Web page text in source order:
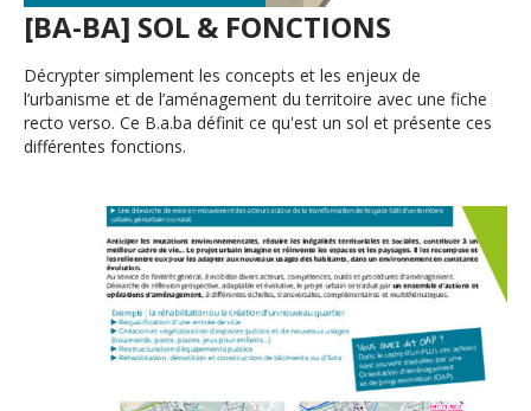
[BA-BA] SOL & FONCTIONS
Décrypter simplement les concepts et les enjeux de
l’urbanisme et de l’aménagement du territoire avec une fiche
recto verso. Ce B.a.ba définit ce qu'est un sol et présente ces
différentes fonctions.